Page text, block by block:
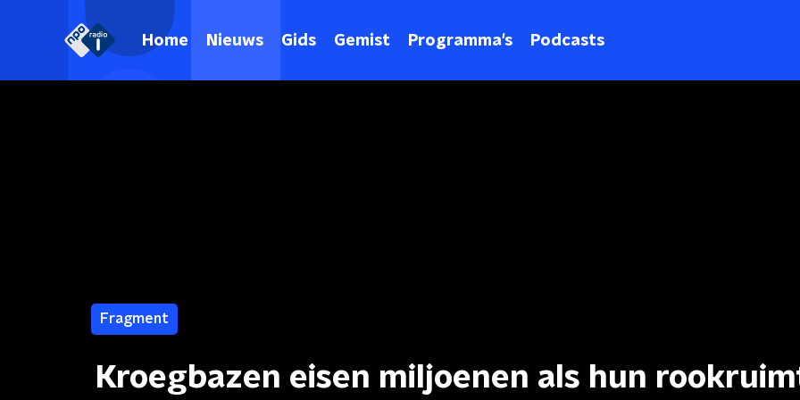
Home Nieuws Gids Gemist Programma's Podcasts
Fragment
Kroegbazen eisen miljoenen als hun